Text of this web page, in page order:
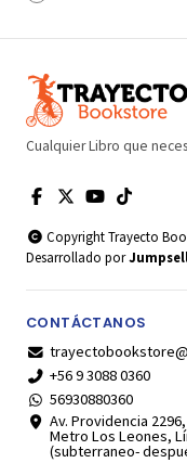
Cualquier Libro que
Copyright Trayecto
Desarrollado por
CONTÁCTANOS
+56 9 3088 0360
56930880360
Av. Providencia
Metro Los Leones,
(subterraneo-